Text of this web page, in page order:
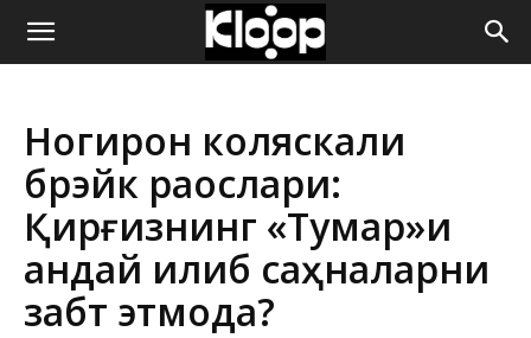
ҚИРҒИЗИСТОН
ЯНГИЛИКЛАРИ
Ногирон коляскали
брэйк раққослари:
Қирғизнинг «Тумар»и
қандай қилиб саҳналарни
забт этмоқда?